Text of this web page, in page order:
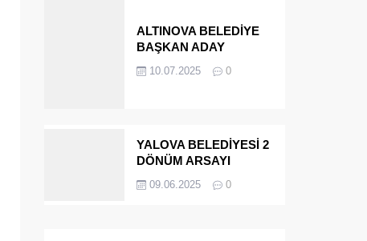
ALTINOVA BELEDİYE
BAŞKAN ADAY
MÜEBBET ALDI FİRAR
10.07.2025 0
YALOVA BELEDİYESİ 2
DÖNÜM ARSAYI
09.06.2025 0